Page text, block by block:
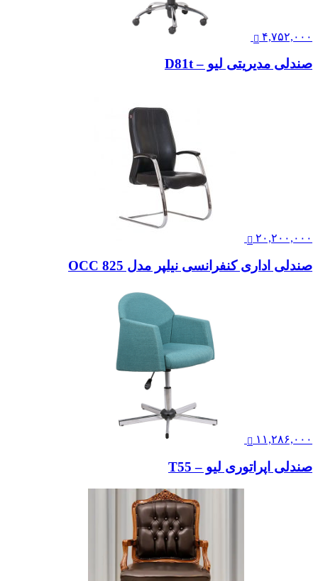
۴,۷۵۲,۰۰۰
صندلی مدیریتی لیو – D81t
۲۰,۲۰۰,۰۰۰
صندلی اداری کنفرانسی نیلپر مدل OCC 825
۱۱,۲۸۶,۰۰۰
صندلی اپراتوری لیو – T55